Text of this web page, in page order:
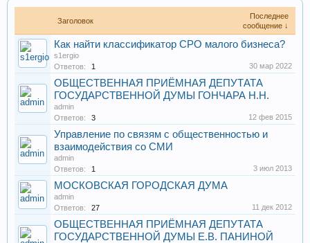
Заголовок
Последнее
сообщение ↓
Как найти классификатор СРО малого бизнеса?
s1ergio
Ответов:
1 30 мар 2022
ОБЩЕСТВЕННАЯ ПРИЁМНАЯ ДЕПУТАТА
ГОСУДАРСТВЕННОЙ ДУМЫ ГОНЧАРА Н.Н.
admin
Ответов:
3 12 фев 2015
Управление по связям с общественностью и
взаимодействия со СМИ
admin
Ответов:
1 3 июл 2013
МОСКОВСКАЯ ГОРОДСКАЯ ДУМА
admin
Ответов:
27 11 дек 2012
ОБЩЕСТВЕННАЯ ПРИЁМНАЯ ДЕПУТАТА
ГОСУДАРСТВЕННОЙ ДУМЫ Е.В. ПАНИНОЙ